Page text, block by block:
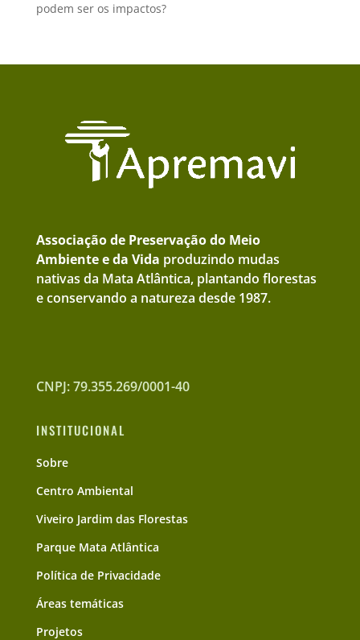
podem ser os impactos?
Associação de Preservação do Meio
Ambiente e da Vida produzindo mudas
nativas da Mata Atlântica, plantando florestas
e conservando a natureza desde 1987.
CNPJ: 79.355.269/0001-40
INSTITUCIONAL
Sobre
Centro Ambiental
Viveiro Jardim das Florestas
Parque Mata Atlântica
Política de Privacidade
Áreas temáticas
Projetos